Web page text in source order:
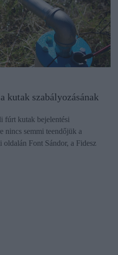
kutak szabályozásának
fúrt kutak bejelentési
nincs semmi teendőjük a
Font Sándor, a Fidesz